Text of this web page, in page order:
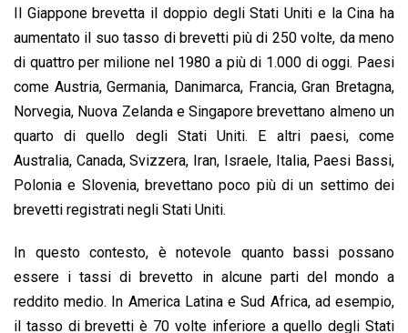
Il Giappone brevetta il doppio degli Stati Uniti e la Cina ha
aumentato il suo tasso di brevetti più di 250 volte, da meno
di quattro per milione nel 1980 a più di 1.000 di oggi. Paesi
come Austria, Germania, Danimarca, Francia, Gran Bretagna,
Norvegia, Nuova Zelanda e Singapore brevettano almeno un
quarto di quello degli Stati Uniti. E altri paesi, come
Australia, Canada, Svizzera, Iran, Israele, Italia, Paesi Bassi,
Polonia e Slovenia, brevettano poco più di un settimo dei
brevetti registrati negli Stati Uniti.
In questo contesto, è notevole quanto bassi possano
essere i tassi di brevetto in alcune parti del mondo a
reddito medio. In America Latina e Sud Africa, ad esempio,
il tasso di brevetti è 70 volte inferiore a quello degli Stati